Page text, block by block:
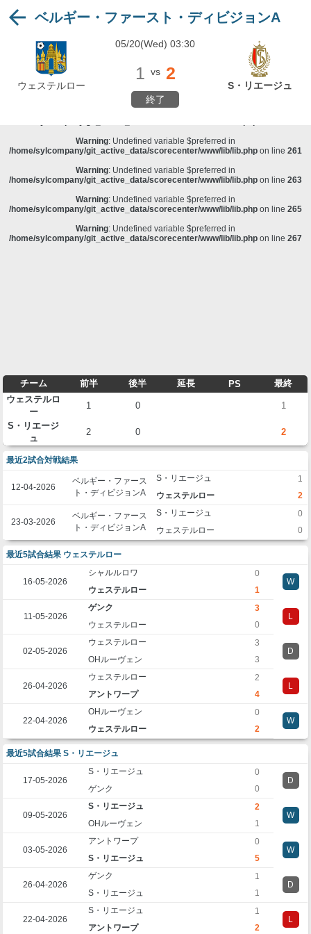
Warning: Undefined variable $preferred in
/home/sylcompany/git_active_data/scorecenter/www/lib/lib.php on line
Deprecated: stristr(): Passing null to parameter #1 ($haystack) of type string is
deprecated in/home/sylcompany/git_active_data/scorecenter/www/lib/lib.php
Warning
: Undefined variable $preferred in
/home/sylcompany/git_active_data/scorecenter/www/lib/lib.php
on line257
Warning: Undefined variable $preferred in
/home/sylcompany/git_active_data/scorecenter/www/lib/lib.php on line 261
Warning: Undefined variable $preferred in
/home/sylcompany/git_active_data/scorecenter/www/lib/lib.php on line 263
Warning: Undefined variable $preferred in
/home/sylcompany/git_active_data/scorecenter/www/lib/lib.php on line 265
Warning: Undefined variable $preferred in
/home/sylcompany/git_active_data/scorecenter/www/lib/lib.php on line 267
ベルギー・ファースト・ディビジョンA
ウェステルロー
05/20(Wed) 03:30
1 vs 2
終了
S・リエージュ
チーム 前半 後半 延長 PS
最終
ウェステルロ
ー
1 0
1
S・リエージ
ュ
2 0 2
最近2試合対戦結果
12-04-2026
ベルギー・ファース
ト・ディビジョンA
S・リエージュ
1
ウェステルロー
2
23-03-2026
ベルギー・ファース
ト・ディビジョンA
S・リエージュ
0
ウェステルロー
0
最近5試合結果 ウェステルロー
16-05-2026
シャルルロワ
0
W
ウェステルロー
1
11-05-2026
ゲンク
3
L
ウェステルロー
0
02-05-2026
ウェステルロー
3
D
OHルーヴェン
3
26-04-2026
ウェステルロー
2
L
アントワープ
4
22-04-2026
OHルーヴェン
0
W
ウェステルロー
2
最近5試合結果 S・リエージュ
17-05-2026
S・リエージュ
0
D
ゲンク
0
09-05-2026
S・リエージュ
2
W
OHルーヴェン
1
03-05-2026
アントワープ
0
W
S・リエージュ
5
26-04-2026
ゲンク
1
D
S・リエージュ
1
22-04-2026
S・リエージュ
1
L
アントワープ
2